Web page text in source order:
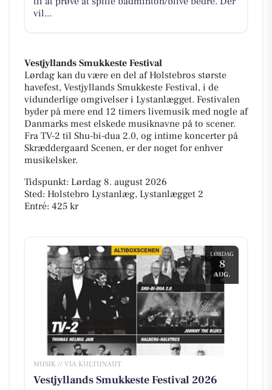
vil...
Vestjyllands Smukkeste Festival
Lørdag kan du være en del af Holstebros største
havefest, Vestjyllands Smukkeste Festival, i de
vidunderlige omgivelser i Lystanlægget. Festivalen
byder på mere end 12 timers livemusik med nogle af
Danmarks mest elskede musiknavne på to scener.
Fra TV-2 til Shu-bi-dua 2.0, og intime koncerter på
Skræddergaard Scenen, er der noget for enhver
musikelsker.
Tidspunkt: Lørdag 8. august 2026
Sted: Holstebro Lystanlæg, Lystanlægget 2
Entré: 425 kr
LØRDAG
8
AUG.
MUSIK // VIA KULTUNAUT
Vestjyllands Smukkeste Festival 2026